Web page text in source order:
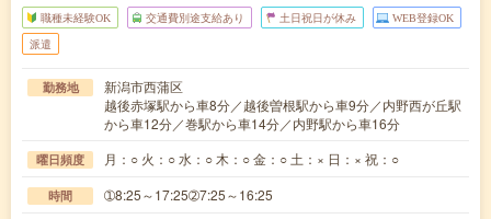
職種未経験OK 交通費別途支給あり 土日祝日が休み WEB登録OK
派遣
勤務地
新潟市西蒲区
越後赤塚駅から車8分／越後曽根駅から車9分／内野西が丘駅
から車12分／巻駅から車14分／内野駅から車16分
曜日頻度 月：○ 火：○ 水：○ 木：○ 金：○ 土：× 日：× 祝：○
時間 ➀8:25～17:25➁7:25～16:25